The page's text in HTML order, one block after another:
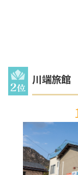
川端旅